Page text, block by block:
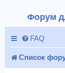
Форум
FAQ
Список